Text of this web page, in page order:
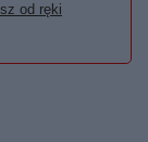
od ręki